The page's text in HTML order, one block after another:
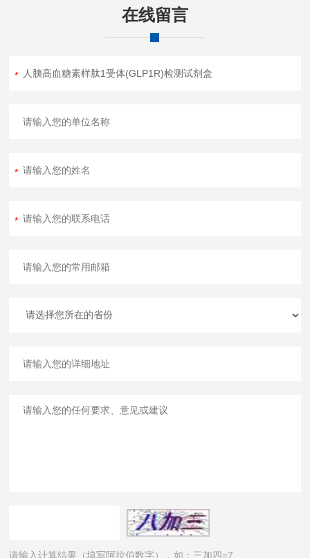
在线留言
请输入计算结果（填写阿拉伯数字），如：三加四=7